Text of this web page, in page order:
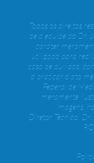
Todos os direitos
pela equipe do Dr.
caráter
utilizado para
caso de dúvidas,
a praticar o ato
Federal de
meramente
imagens,
Diretor Técnico: